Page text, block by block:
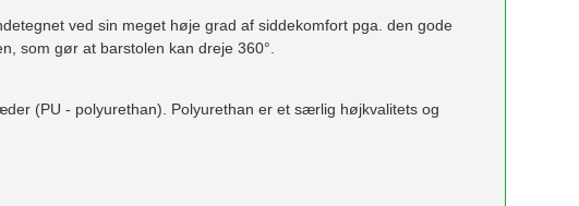
ved sin meget høje grad af siddekomfort pga. den gode
som gør at barstolen kan dreje 360°.
(PU - polyurethan). Polyurethan er et særlig højkvalitets og